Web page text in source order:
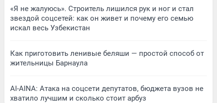
«Я не жалуюсь». Строитель лишился рук и ног и стал
звездой соцсетей: как он живет и почему его семью
искал весь Узбекистан
Как приготовить ленивые беляши — простой способ от
жительницы Барнаула
AI-AINA: Атака на соцсети депутатов, бюджета вузов не
хватило лучшим и сколько стоит арбуз